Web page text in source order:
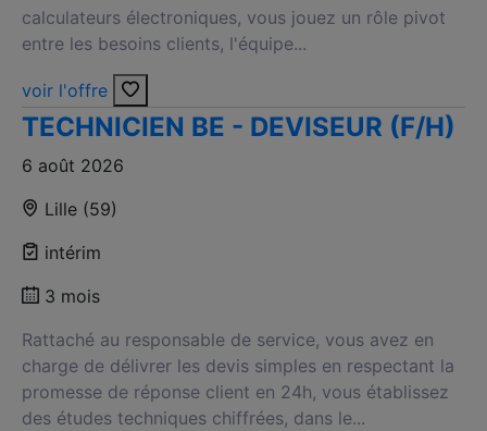
calculateurs électroniques, vous jouez un rôle pivot
entre les besoins clients, l'équipe...
voir l'offre
TECHNICIEN BE - DEVISEUR (F/H)
6 août 2026
Lille (59)
intérim
3 mois
Rattaché au responsable de service, vous avez en
charge de délivrer les devis simples en respectant la
promesse de réponse client en 24h, vous établissez
des études techniques chiffrées, dans le...